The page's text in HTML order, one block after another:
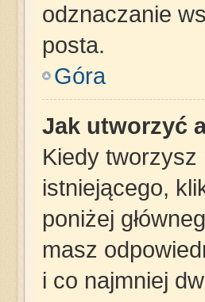
odznaczanie
posta.
Góra
Jak utworzyć
Kiedy
istniejącego,
poniżej
masz
i co najmniej